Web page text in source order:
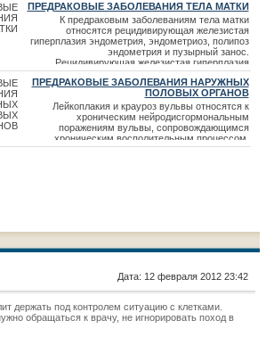
ПРЕДРАКОВЫЕ ЗАБОЛЕВАНИЯ ТЕЛА МАТКИ
К предраковым заболеваниям тела матки
относятся рецидивирующая железистая
гиперплазия эндометрия, эндометриоз, полипоз
эндометрия и пузырный занос.
Рецидивирующая железистая гиперплазия
эндометрия проявляется обычно разрастанием
желез и стромы. В этих случаях в
гистологическом препарате (соскобе
эндометрия) содержится большое количество
крупных желез, иногда кистозные образования,
ПРЕДРАКОВЫЕ ЗАБОЛЕВАНИЯ НАРУЖНЫХ
ПОЛОВЫХ ОРГАНОВ
Лейкоплакия и крауроз вульвы относятся к
хроническим нейродисгормональным
поражениям вульвы, сопровождающимся
хроническим восполительным процессом.
наиболее часто эти заболевания развиваются
Дата: 12 февраля 2012 23:42
держать под контролем ситуацию с клетками.
обращаться к врачу, не игнорировать поход в